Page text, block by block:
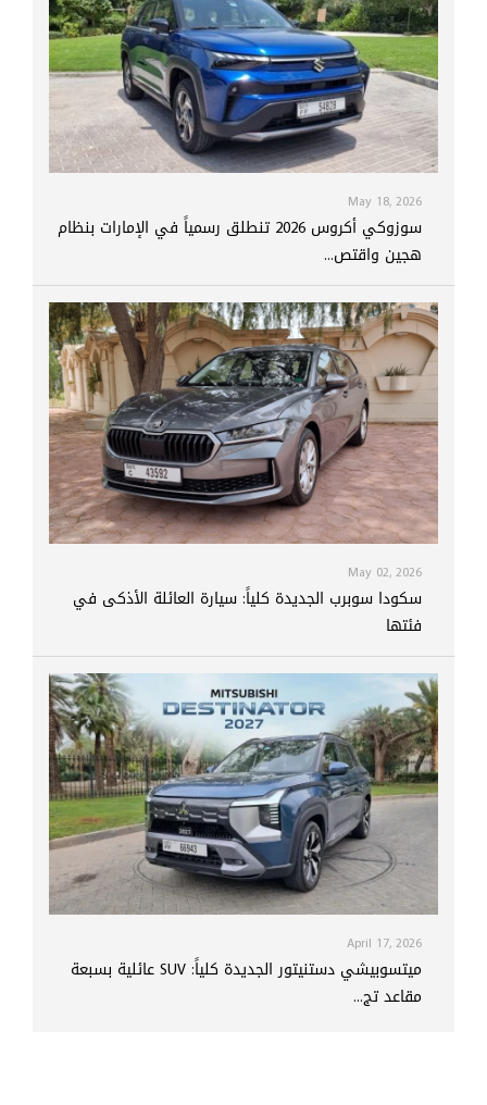
May 18, 2026
سوزوكي أكروس 2026 تنطلق رسمياً في الإمارات بنظام
هجين واقتص...
May 02, 2026
سكودا سوبرب الجديدة كلياً: سيارة العائلة الأذكى في
فئتها
April 17, 2026
ميتسوبيشي دستنيتور الجديدة كلياً: SUV عائلية بسبعة
مقاعد تج...